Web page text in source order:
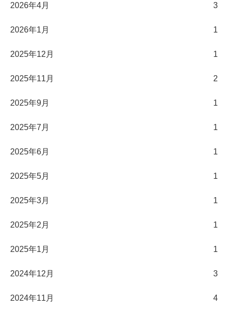
2026年4月 3
2026年1月 1
2025年12月 1
2025年11月 2
2025年9月 1
2025年7月 1
2025年6月 1
2025年5月 1
2025年3月 1
2025年2月 1
2025年1月 1
2024年12月 3
2024年11月 4